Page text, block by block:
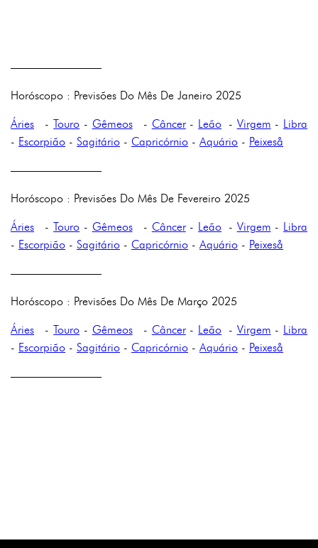
————————
Horóscopo : Previsões Do Mês De Janeiro 2025
Áries -Touro - Gêmeos- Câncer- Leão - Virgem - Libra
- Escorpião - Sagitário - Capricórnio - Aquário - Peixeså
————————
Horóscopo : Previsões Do Mês De Fevereiro 2025
Áries -Touro - Gêmeos- Câncer- Leão - Virgem - Libra
- Escorpião - Sagitário - Capricórnio - Aquário - Peixeså
————————
Horóscopo : Previsões Do Mês De Março 2025
Áries -Touro - Gêmeos- Câncer- Leão - Virgem - Libra
- Escorpião - Sagitário - Capricórnio - Aquário - Peixeså
————————